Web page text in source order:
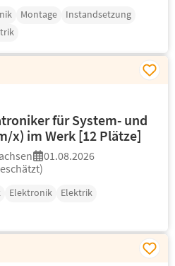
Montage
Instandsetzung
für System- und
x) im Werk [12 Plätze]
01.08.2026
Elektronik
Elektrik